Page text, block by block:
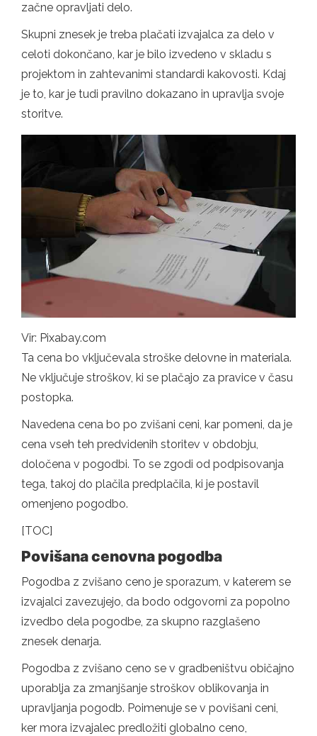
začne opravljati delo.
Skupni znesek je treba plačati izvajalca za delo v
celoti dokončano, kar je bilo izvedeno v skladu s
projektom in zahtevanimi standardi kakovosti. Kdaj
je to, kar je tudi pravilno dokazano in upravlja svoje
storitve.
Vir: Pixabay.com
Ta cena bo vključevala stroške delovne in materiala.
Ne vključuje stroškov, ki se plačajo za pravice v času
postopka.
Navedena cena bo po zvišani ceni, kar pomeni, da je
cena vseh teh predvidenih storitev v obdobju,
določena v pogodbi. To se zgodi od podpisovanja
tega, takoj do plačila predplačila, ki je postavil
omenjeno pogodbo.
[TOC]
Povišana cenovna pogodba
Pogodba z zvišano ceno je sporazum, v katerem se
izvajalci zavezujejo, da bodo odgovorni za popolno
izvedbo dela pogodbe, za skupno razglašeno
znesek denarja.
Pogodba z zvišano ceno se v gradbeništvu običajno
uporablja za zmanjšanje stroškov oblikovanja in
upravljanja pogodb. Poimenuje se v povišani ceni,
ker mora izvajalec predložiti globalno ceno,